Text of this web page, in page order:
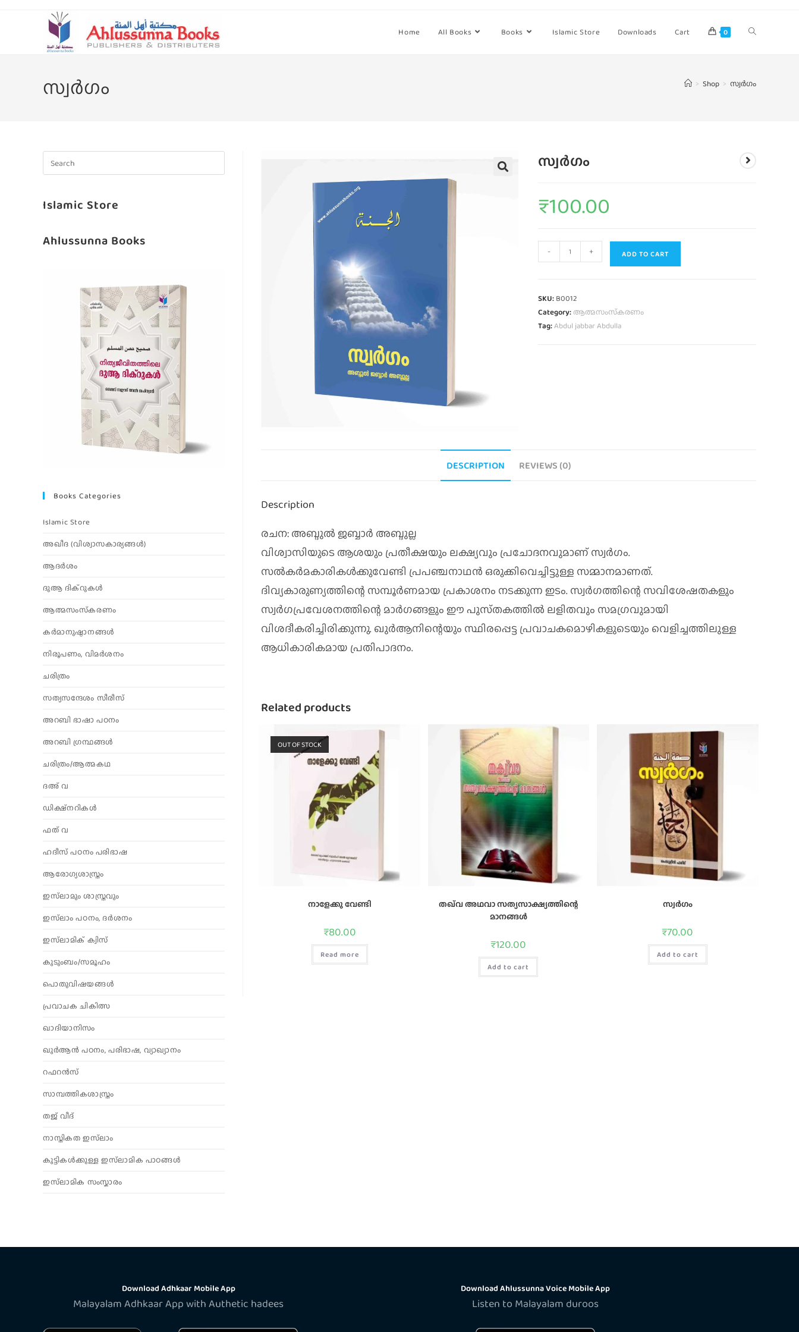
Home All Books Books Islamic Store Downloads Cart 0
സ്വര്‍ഗം > Shop > സ്വര്‍ഗം
സ്വര്‍ഗം
₹100.00
- + ADD TO CART
SKU: B0012
Category: ആത്മസംസ്‌കരണം
Tag:Abdul jabbar Abdulla
DESCRIPTION REVIEWS (0)
Description
രചന: അബ്ദുല്‍ ജബ്ബാര്‍ അബ്ദുല്ല
വിശ്വാസിയുടെ ആശയും പ്രതീക്ഷയും ലക്ഷ്യവും പ്രചോദനവുമാണ്‌ സ്വര്‍ഗം.
സല്‍കര്‍മകാരികള്‍ക്കുവേണ്ടി പ്രപഞ്ചനാഥന്‍ ഒരുക്കിവെച്ചിട്ടുള്ള സമ്മാനമാണത്‌.
ദിവ്യകാരുണ്യത്തിന്റെ സമ്പൂര്‍ണമായ പ്രകാശനം നടക്കുന്ന ഇടം. സ്വര്‍ഗത്തിന്റെ സവിശേഷതകളും
സ്വര്‍ഗപ്രവേശനത്തിന്റെ മാര്‍ഗങ്ങളും ഈ പുസ്‌തകത്തില്‍ ലളിതവും സമഗ്രവുമായി
വിശദീകരിച്ചിരിക്കുന്നു. ഖുര്‍ആനിന്റെയും സ്ഥിരപ്പെട്ട പ്രവാചകമൊഴികളുടെയും വെളിച്ചത്തിലുള്ള
ആധികാരികമായ പ്രതിപാദനം.
Related products
OUT OF STOCK
നാളേക്കു വേണ്ടി
₹80.00
Read more
തഖ്‌വ അഥവാ സത്യസാക്ഷ്യത്തിന്റെ
മാനങ്ങള്‍
₹120.00
Add to cart
സ്വര്‍ഗം
₹70.00
Add to cart
Islamic Store
Ahlussunna Books
Books Categories
Islamic Store
അഖീദ (വിശ്വാസകാര്യങ്ങള്‍)
ആദര്‍ശം
ദുആ ദിക്റുകൾ
ആത്മസംസ്‌കരണം
കര്‍മാനുഷ്ഠാനങ്ങള്‍
നിരൂപണം, വിമര്‍ശനം
ചരിത്രം
സത്യസന്ദേശം സീരീസ്
അറബി ഭാഷാ പഠനം
അറബി ഗ്രന്ഥങ്ങൾ
ചരിത്രം/ആത്മകഥ
ദഅ് വ
ഡിക്ഷ്നറികൾ
ഫത് വ
ഹദീസ് പഠനം പരിഭാഷ
ആരോഗ്യശാസ്ത്രം
ഇസ്‌ലാമും ശാസ്ത്രവും
ഇസ്‌ലാം പഠനം, ദർശനം
ഇസ്‌ലാമിക് ക്വിസ്
കുടുംബം/സമൂഹം
പൊതുവിഷയങ്ങൾ
പ്രവാചക ചികിത്സ
ഖാദിയാനിസം
ഖുർആൻ പഠനം, പരിഭാഷ, വ്യാഖ്യാനം
റഫറൻസ്
സാമ്പത്തികശാസ്ത്രം
തജ് വീദ്
നാസ്തികത ഇസ്‌ലാം
കുട്ടികൾക്കുള്ള ഇസ്‌ലാമിക പാഠങ്ങൾ
ഇസ്‌ലാമിക സംസ്കാരം
Download Adhkaar Mobile App
Malayalam Adhkaar App with Authetic hadees
Download Ahlussunna Voice Mobile App
Listen to Malayalam duroos